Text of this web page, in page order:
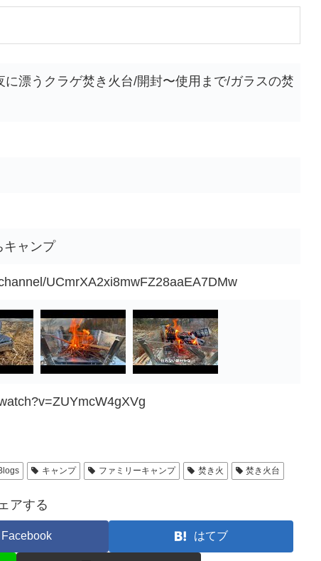
に漂うクラゲ焚き火台/開封〜使用まで/ガラスの焚
キャンプ
UCmrXA2xi8mwFZ28aaEA7DMw
キャンプ ファミリーキャンプ 焚き火 焚き火台
アする
Facebook はてブ